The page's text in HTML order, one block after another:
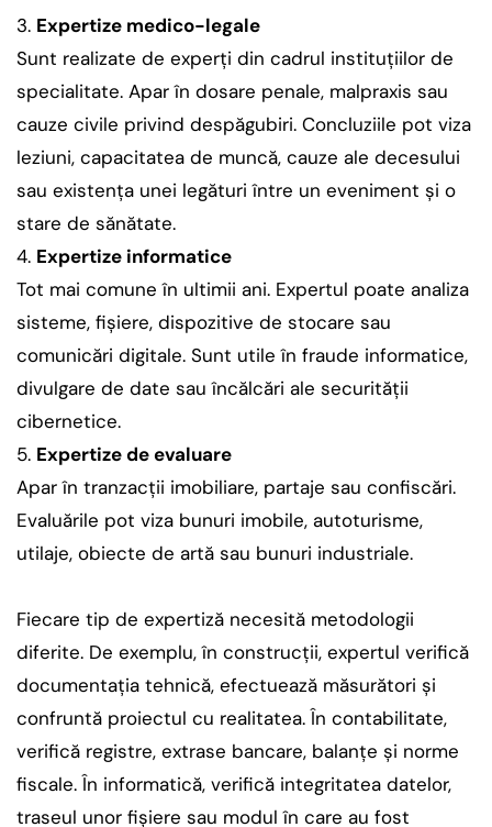
Expertize medico-legale
Sunt realizate de experți din cadrul instituțiilor de
specialitate. Apar în dosare penale, malpraxis sau
cauze civile privind despăgubiri. Concluziile pot viza
leziuni, capacitatea de muncă, cauze ale decesului
sau existența unei legături între un eveniment și o
stare de sănătate.
Expertize informatice
Tot mai comune în ultimii ani. Expertul poate analiza
sisteme, fișiere, dispozitive de stocare sau
comunicări digitale. Sunt utile în fraude informatice,
divulgare de date sau încălcări ale securității
cibernetice.
Expertize de evaluare
Apar în tranzacții imobiliare, partaje sau confiscări.
Evaluările pot viza bunuri imobile, autoturisme,
utilaje, obiecte de artă sau bunuri industriale.
Fiecare tip de expertiză necesită metodologii
diferite. De exemplu, în construcții, expertul verifică
documentația tehnică, efectuează măsurători și
confruntă proiectul cu realitatea. În contabilitate,
verifică registre, extrase bancare, balanțe și norme
fiscale. În informatică, verifică integritatea datelor,
traseul unor fișiere sau modul în care au fost